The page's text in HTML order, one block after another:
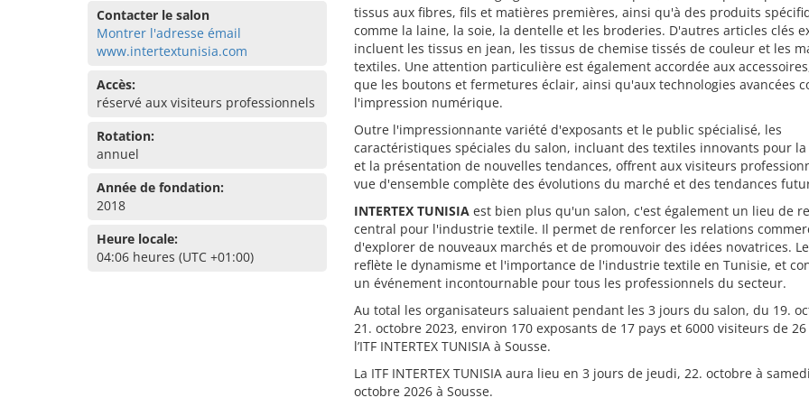
Contacter le salon
Montrer l'adresse émail
www.intertextunisia.com
Accès:
réservé aux visiteurs professionnels
Rotation:
annuel
Année de fondation:
2018
Heure locale:
04:06 heures (UTC +01:00)
tissus aux fibres, fils et matières premières, ainsi qu'à des produits
comme la laine, la soie, la dentelle et les broderies. D'autres articles clés
incluent les tissus en jean, les tissus de chemise tissés de couleur et les
textiles. Une attention particulière est également accordée aux
que les boutons et fermetures éclair, ainsi qu'aux technologies avancées
l'impression numérique.
Outre l'impressionnante variété d'exposants et le public spécialisé, les
caractéristiques spéciales du salon, incluant des textiles innovants pour la
et la présentation de nouvelles tendances, offrent aux visiteurs
vue d'ensemble complète des évolutions du marché et des tendances
INTERTEX TUNISIAest bien plus qu'un salon, c'est également un lieu de
central pour l'industrie textile. Il permet de renforcer les relations
d'explorer de nouveaux marchés et de promouvoir des idées novatrices.
reflète le dynamisme et l'importance de l'industrie textile en Tunisie, et
un événement incontournable pour tous les professionnels du secteur.
Au total les organisateurs saluaient pendant les 3 jours du salon, du 19.
21. octobre 2023, environ 170 exposants de 17 pays et 6000 visiteurs de 26
l’ITF INTERTEX TUNISIA à Sousse.
La ITF INTERTEX TUNISIA aura lieu en 3 jours de jeudi, 22. octobre à
octobre 2026 à Sousse.